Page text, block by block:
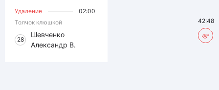
Удаление
02:00
Толчок клюшкой
28
Шевченко
Александр В.
42:48